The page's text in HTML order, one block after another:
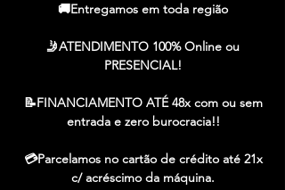
🚚Entregamos em toda região
🤳ATENDIMENTO 100% Online ou
PRESENCIAL!
📝FINANCIAMENTO ATÉ 48x com ou sem
entrada e zero burocracia!!
💳Parcelamos no cartão de crédito até 21x
c/ acréscimo da máquina.